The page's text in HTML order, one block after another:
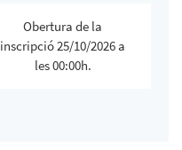
Obertura de la
inscripció 25/10/2026 a
les 00:00h.